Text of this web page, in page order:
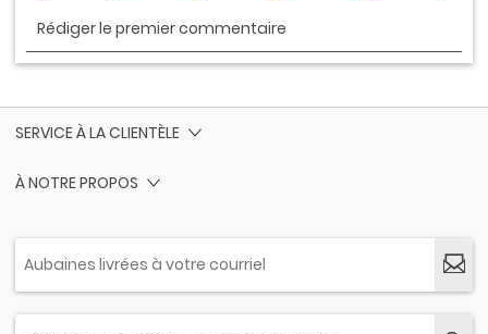
SERVICE À LA CLIENTÈLE
À NOTRE PROPOS